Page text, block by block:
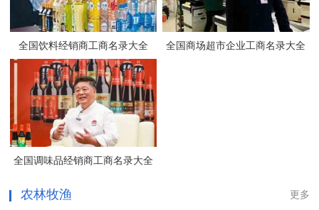
全国饮料经销商工商名录大全 全国商场超市企业工商名录大全
全国调味品经销商工商名录大全
更多
农林牧渔